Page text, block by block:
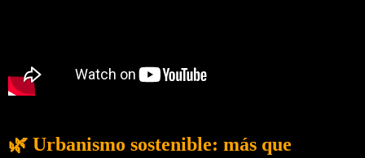
🌿 Urbanismo sostenible: más que